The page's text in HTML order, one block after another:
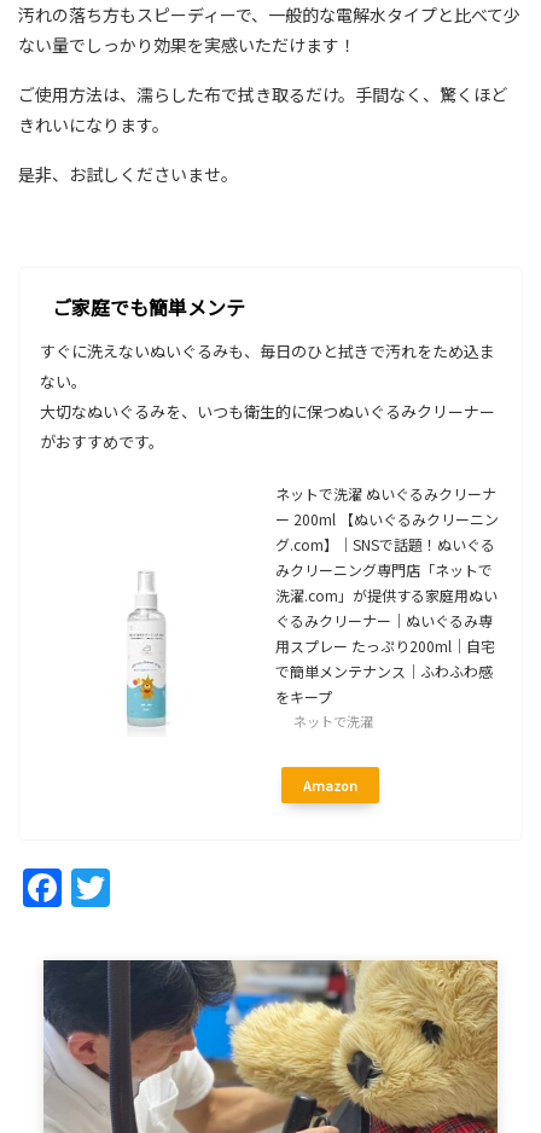
汚れの落ち方もスピーディーで、一般的な電解水タイプと比べて少
ない量でしっかり効果を実感いただけます！
ご使用方法は、濡らした布で拭き取るだけ。手間なく、驚くほど
きれいになります。
是非、お試しくださいませ。
ご家庭でも簡単メンテ
すぐに洗えないぬいぐるみも、毎日のひと拭きで汚れをため込ま
ない。
大切なぬいぐるみを、いつも衛生的に保つぬいぐるみクリーナー
がおすすめです。
ネットで洗濯 ぬいぐるみクリーナ
ー 200ml 【ぬいぐるみクリーニン
グ.com】｜SNSで話題！ぬいぐる
みクリーニング専門店「ネットで
洗濯.com」が提供する家庭用ぬい
ぐるみクリーナー｜ぬいぐるみ専
用スプレー たっぷり200ml｜自宅
で簡単メンテナンス｜ふわふわ感
をキープ
ネットで洗濯
Amazon
Facebook